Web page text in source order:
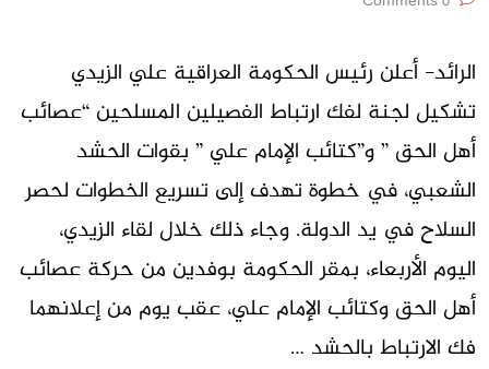
الرائد- أعلن رئيس الحكومة العراقية علي الزيدي
تشكيل لجنة لفك ارتباط الفصيلين المسلحين “عصائب
أهل الحق ” و”كتائب الإمام علي ” بقوات الحشد
الشعبي، في خطوة تهدف إلى تسريع الخطوات لحصر
السلاح في يد الدولة. وجاء ذلك خلال لقاء الزيدي،
اليوم الأربعاء، بمقر الحكومة بوفدين من حركة عصائب
أهل الحق وكتائب الإمام علي، عقب يوم من إعلانهما
فك الارتباط بالحشد …